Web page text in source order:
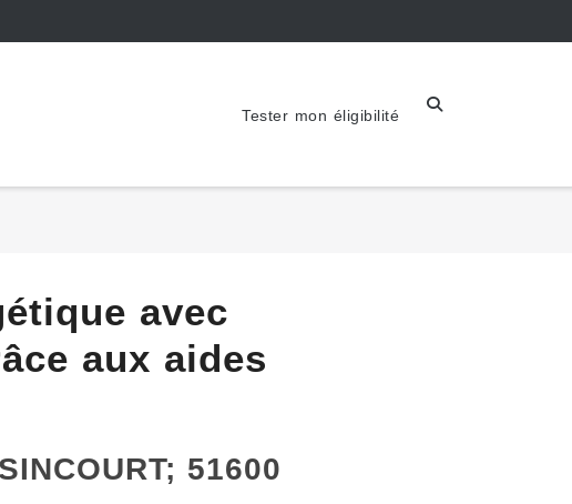
Tester mon éligibilité
avec
aux aides
51600